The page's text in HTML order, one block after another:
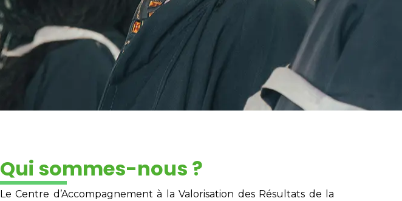
Qui sommes-nous ?
Le Centre d’Accompagnement à la Valorisation des Résultats de la